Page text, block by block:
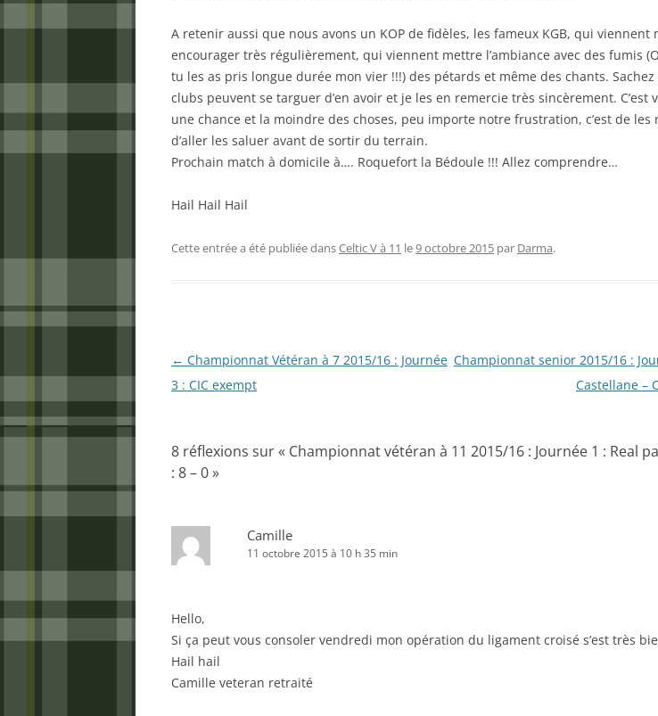
A retenir aussi que nous avons un KOP de fidèles, les fameux KGB, qui viennent
encourager très régulièrement, qui viennent mettre l’ambiance avec des fumis
tu les as pris longue durée mon vier !!!) des pétards et même des chants.
clubs peuvent se targuer d’en avoir et je les en remercie très sincèrement. C’est
une chance et la moindre des choses, peu importe notre frustration, c’est de les
d’aller les saluer avant de sortir du terrain.
Prochain match à domicile à…. Roquefort la Bédoule !!! Allez comprendre…
Hail Hail Hail
Cette entrée a été publiée dansCeltic V à 11 le9 octobre 2015 par Darma.
Navigation
des
← Championnat Vétéran à 7 2015/16 : Journée
3 : CIC exempt
Championnat senior 2015/16 :
Castellane –
8 réflexions sur « Championnat vétéran à 11 2015/16 : Journée 1 : Real
: 8 – 0»
Camille
11 octobre 2015 à 10 h 35 min
Hello,
Si ça peut vous consoler vendredi mon opération du ligament croisé s’est très
Hail hail
Camille veteran retraité